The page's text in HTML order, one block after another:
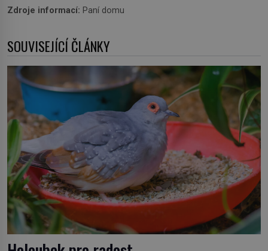
Zdroje informací: Paní domu
SOUVISEJÍCÍ ČLÁNKY